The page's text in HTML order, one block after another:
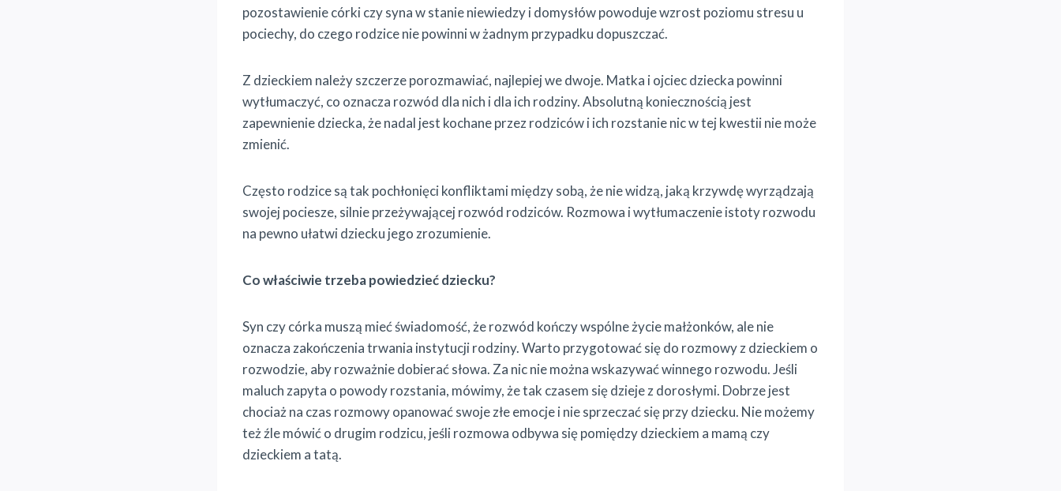
pozostawienie córki czy syna w stanie niewiedzy i domysłów powoduje wzrost poziomu stresu u
pociechy, do czego rodzice nie powinni w żadnym przypadku dopuszczać.
Z dzieckiem należy szczerze porozmawiać, najlepiej we dwoje. Matka i ojciec dziecka powinni
wytłumaczyć, co oznacza rozwód dla nich i dla ich rodziny. Absolutną koniecznością jest
zapewnienie dziecka, że nadal jest kochane przez rodziców i ich rozstanie nic w tej kwestii nie może
zmienić.
Często rodzice są tak pochłonięci konfliktami między sobą, że nie widzą, jaką krzywdę wyrządzają
swojej pociesze, silnie przeżywającej rozwód rodziców. Rozmowa i wytłumaczenie istoty rozwodu
na pewno ułatwi dziecku jego zrozumienie.
Co właściwie trzeba powiedzieć dziecku?
Syn czy córka muszą mieć świadomość, że rozwód kończy wspólne życie małżonków, ale nie
oznacza zakończenia trwania instytucji rodziny. Warto przygotować się do rozmowy z dzieckiem o
rozwodzie, aby rozważnie dobierać słowa. Za nic nie można wskazywać winnego rozwodu. Jeśli
maluch zapyta o powody rozstania, mówimy, że tak czasem się dzieje z dorosłymi. Dobrze jest
chociaż na czas rozmowy opanować swoje złe emocje i nie sprzeczać się przy dziecku. Nie możemy
też źle mówić o drugim rodzicu, jeśli rozmowa odbywa się pomiędzy dzieckiem a mamą czy
dzieckiem a tatą.